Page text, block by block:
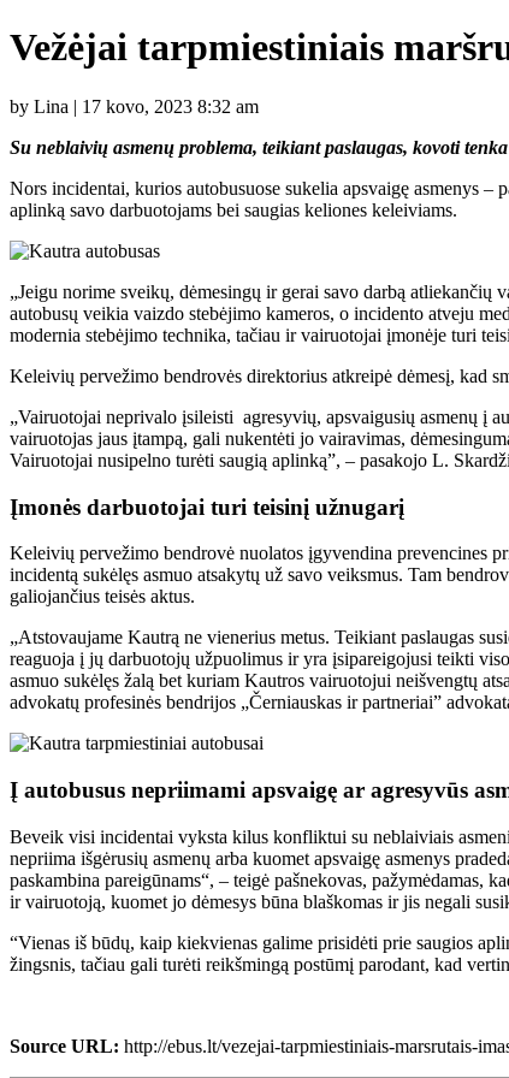
Vežėjai tarpmiestiniais
by Lina | 17 kovo, 2023 8:32 am
Su neblaivių asmenų problema, teikiant paslaugas, kovoti
Nors incidentai, kurios autobusuose sukelia apsvaigę asmenys
aplinką savo darbuotojams bei saugias keliones keleiviams.
„Jeigu norime sveikų, dėmesingų ir gerai savo darbą
autobusų veikia vaizdo stebėjimo kameros, o incidento atveju
modernia stebėjimo technika, tačiau ir vairuotojai įmonėje turi
Keleivių pervežimo bendrovės direktorius atkreipė dėmesį, kad
„Vairuotojai neprivalo įsileisti agresyvių, apsvaigusių asmenų į
vairuotojas jaus įtampą, gali nukentėti jo vairavimas,
Vairuotojai nusipelno turėti saugią aplinką”, – pasakojo L.
Įmonės darbuotojai turi teisinį užnugarį
Keleivių pervežimo bendrovė nuolatos įgyvendina prevencines
incidentą sukėlęs asmuo atsakytų už savo veiksmus. Tam
galiojančius teisės aktus.
„Atstovaujame Kautrą ne vienerius metus. Teikiant paslaugas
reaguoja į jų darbuotojų užpuolimus ir yra įsipareigojusi teikti
asmuo sukėlęs žalą bet kuriam Kautros vairuotojui neišvengtų
advokatų profesinės bendrijos „Černiauskas ir partneriai”
Į autobusus nepriimami apsvaigę ar agresyvūs
Beveik visi incidentai vyksta kilus konfliktui su neblaiviais
nepriima išgėrusių asmenų arba kuomet apsvaigę asmenys
paskambina pareigūnams“, – teigė pašnekovas, pažymėdamas,
ir vairuotoją, kuomet jo dėmesys būna blaškomas ir jis negali
“Vienas iš būdų, kaip kiekvienas galime prisidėti prie saugios
žingsnis, tačiau gali turėti reikšmingą postūmį parodant, kad
Source URL: http://ebus.lt/vezejai-tarpmiestiniais-marsrutais-